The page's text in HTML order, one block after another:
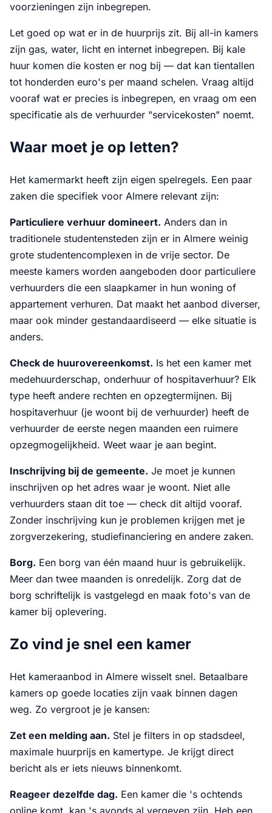
voorzieningen zijn inbegrepen.
Let goed op wat er in de huurprijs zit. Bij all-in kamers
zijn gas, water, licht en internet inbegrepen. Bij kale
huur komen die kosten er nog bij — dat kan tientallen
tot honderden euro's per maand schelen. Vraag altijd
vooraf wat er precies is inbegrepen, en vraag om een
specificatie als de verhuurder "servicekosten" noemt.
Waar moet je op letten?
Het kamermarkt heeft zijn eigen spelregels. Een paar
zaken die specifiek voor Almere relevant zijn:
Particuliere verhuur domineert. Anders dan in
traditionele studentensteden zijn er in Almere weinig
grote studentencomplexen in de vrije sector. De
meeste kamers worden aangeboden door particuliere
verhuurders die een slaapkamer in hun woning of
appartement verhuren. Dat maakt het aanbod diverser,
maar ook minder gestandaardiseerd — elke situatie is
anders.
Check de huurovereenkomst. Is het een kamer met
medehuurderschap, onderhuur of hospitaverhuur? Elk
type heeft andere rechten en opzegtermijnen. Bij
hospitaverhuur (je woont bij de verhuurder) heeft de
verhuurder de eerste negen maanden een ruimere
opzegmogelijkheid. Weet waar je aan begint.
Inschrijving bij de gemeente. Je moet je kunnen
inschrijven op het adres waar je woont. Niet alle
verhuurders staan dit toe — check dit altijd vooraf.
Zonder inschrijving kun je problemen krijgen met je
zorgverzekering, studiefinanciering en andere zaken.
Borg. Een borg van één maand huur is gebruikelijk.
Meer dan twee maanden is onredelijk. Zorg dat de
borg schriftelijk is vastgelegd en maak foto's van de
kamer bij oplevering.
Zo vind je snel een kamer
Het kameraanbod in Almere wisselt snel. Betaalbare
kamers op goede locaties zijn vaak binnen dagen
weg. Zo vergroot je je kansen:
Zet een melding aan. Stel je filters in op stadsdeel,
maximale huurprijs en kamertype. Je krijgt direct
bericht als er iets nieuws binnenkomt.
Reageer dezelfde dag. Een kamer die 's ochtends
online komt, kan 's avonds al vergeven zijn. Heb een